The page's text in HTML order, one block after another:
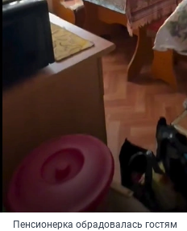
Пенсионерка обрадовалась гостям